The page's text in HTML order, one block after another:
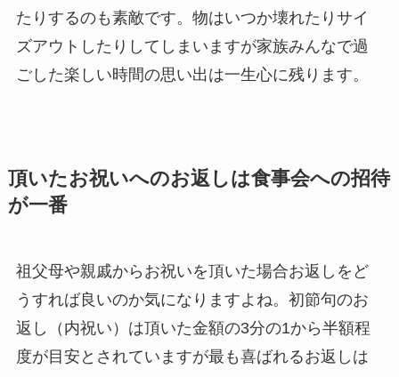
たりするのも素敵です。物はいつか壊れたりサイ
ズアウトしたりしてしまいますが家族みんなで過
ごした楽しい時間の思い出は一生心に残ります。
頂いたお祝いへのお返しは食事会への招待
が一番
祖父母や親戚からお祝いを頂いた場合お返しをど
うすれば良いのか気になりますよね。初節句のお
返し（内祝い）は頂いた金額の3分の1から半額程
度が目安とされていますが最も喜ばれるお返しは